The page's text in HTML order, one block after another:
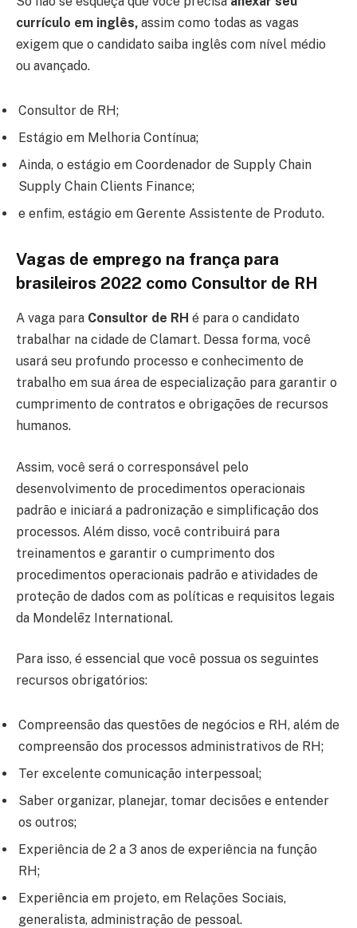
currículo em inglês, assim como todas as vagas
exigem que o candidato saiba inglês com nível médio
ou avançado.
Consultor de RH;
Estágio em Melhoria Contínua;
Ainda, o estágio em Coordenador de Supply Chain
Supply Chain Clients Finance;
e enfim, estágio em Gerente Assistente de Produto.
Vagas de emprego na frança para
brasileiros 2022 como Consultor de RH
A vaga para Consultor de RH é para o candidato
trabalhar na cidade de Clamart. Dessa forma, você
usará seu profundo processo e conhecimento de
trabalho em sua área de especialização para garantir o
cumprimento de contratos e obrigações de recursos
humanos.
Assim, você será o corresponsável pelo
desenvolvimento de procedimentos operacionais
padrão e iniciará a padronização e simplificação dos
processos. Além disso, você contribuirá para
treinamentos e garantir o cumprimento dos
procedimentos operacionais padrão e atividades de
proteção de dados com as políticas e requisitos legais
da Mondelēz International.
Para isso, é essencial que você possua os seguintes
recursos obrigatórios:
Compreensão das questões de negócios e RH, além de
compreensão dos processos administrativos de RH;
Ter excelente comunicação interpessoal;
Saber organizar, planejar, tomar decisões e entender
os outros;
Experiência de 2 a 3 anos de experiência na função
RH;
Experiência em projeto, em Relações Sociais,
generalista, administração de pessoal.